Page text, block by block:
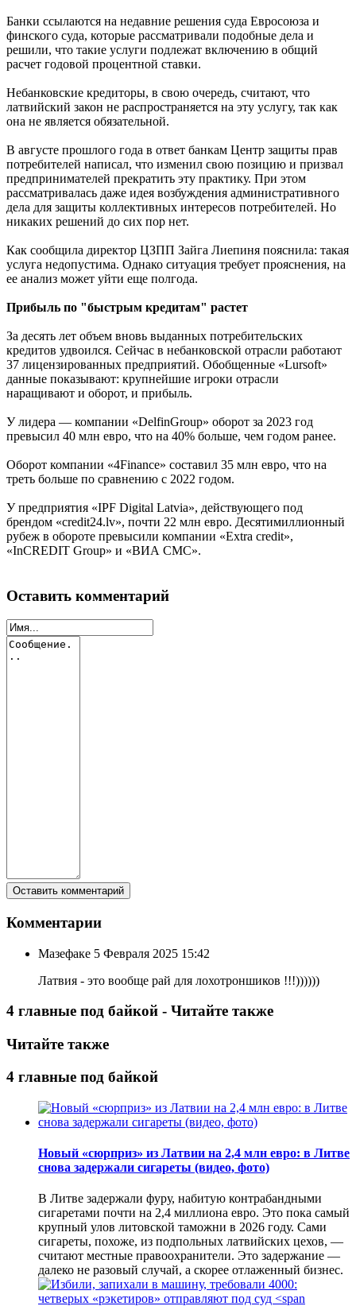
Банки ссылаются на недавние решения суда Евросоюза и
финского суда, которые рассматривали подобные дела и
решили, что такие услуги подлежат включению в общий
расчет годовой процентной ставки.
Небанковские кредиторы, в свою очередь, считают, что
латвийский закон не распространяется на эту услугу, так как
она не является обязательной.
В августе прошлого года в ответ банкам Центр защиты прав
потребителей написал, что изменил свою позицию и призвал
предпринимателей прекратить эту практику. При этом
рассматривалась даже идея возбуждения административного
дела для защиты коллективных интересов потребителей. Но
никаких решений до сих пор нет.
Как сообщила директор ЦЗПП Зайга Лиепиня пояснила: такая
услуга недопустима. Однако ситуация требует прояснения, на
ее анализ может уйти еще полгода.
Прибыль по "быстрым кредитам" растет
За десять лет объем вновь выданных потребительских
кредитов удвоился. Сейчас в небанковской отрасли работают
37 лицензированных предприятий. Обобщенные «Lursoft»
данные показывают: крупнейшие игроки отрасли
наращивают и оборот, и прибыль.
У лидера — компании «DelfinGroup» оборот за 2023 год
превысил 40 млн евро, что на 40% больше, чем годом ранее.
Оборот компании «4Finance» составил 35 млн евро, что на
треть больше по сравнению с 2022 годом.
У предприятия «IPF Digital Latvia», действующего под
брендом «credit24.lv», почти 22 млн евро. Десятимиллионный
рубеж в обороте превысили компании «Extra credit»,
«InCREDIT Group» и «ВИА СМС».
Оставить комментарий
Комментарии
Мазефаке 5 Февраля 2025 15:42
Латвия - это вообще рай для лохотроншиков !!!))))))
4 главные под байкой - Читайте также
Читайте также
4 главные под байкой
Новый «сюрприз» из Латвии на 2,4 млн евро: в Литве
снова задержали сигареты (видео, фото)
В Литве задержали фуру, набитую контрабандными
сигаретами почти на 2,4 миллиона евро. Это пока самый
крупный улов литовской таможни в 2026 году. Сами
сигареты, похоже, из подпольных латвийских цехов, —
считают местные правоохранители. Это задержание —
далеко не разовый случай, а скорее отлаженный бизнес.